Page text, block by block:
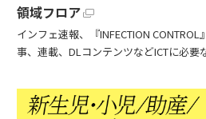
領域フロア
インフェ速報、『INFECTION
事、連載、DLコンテンツなどICTに必要